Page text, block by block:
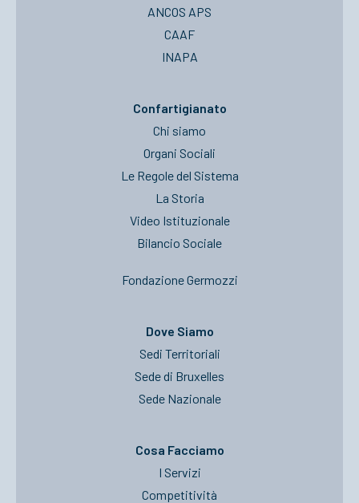
ANCOS APS
CAAF
INAPA
Confartigianato
Chi siamo
Organi Sociali
Le Regole del Sistema
La Storia
Video Istituzionale
Bilancio Sociale
Fondazione Germozzi
Dove Siamo
Sedi Territoriali
Sede di Bruxelles
Sede Nazionale
Cosa Facciamo
I Servizi
Competitività